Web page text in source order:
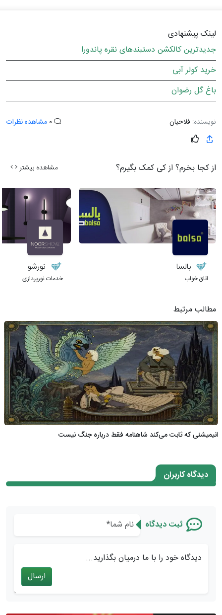
لینک پیشنهادی
جدیدترین کالکشن دستبندهای نقره پاندورا
خرید کولر آبی
باغ گل رضوان
نویسنده: فلاحیان مشاهده نظرات
از کجا بخرم؟ از کی کمک بگیرم؟ مشاهده بیشتر
بالسا
اتاق خواب
نورشو
خدمات نورپردازی
مطالب مرتبط
انیمیشنی که ثابت می‌کند شاهنامه فقط درباره جنگ نیست
دیدگاه کاربران
ثبت دیدگاه
دیدگاه خود را با ما درمیان بگذارید...
ارسال